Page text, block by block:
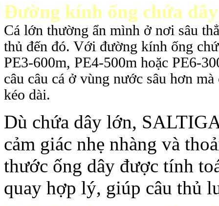
Đường kính ống chứa
Cá lớn thường ẩn mình ở nơi sâu
thủ đến đó. Với đường kính ống
PE3-600m, PE4-500m hoặc PE6-
câu câu cá ở vùng nước sâu hơn
kéo dài.
Dù chứa dây lớn,
cảm giác nhẹ nhàng và
thước ống dây được tính
quay hợp lý, giúp câu thủ